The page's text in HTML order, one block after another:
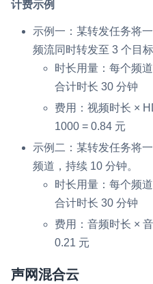
计费示例
示例一：某转发任务将
频流同时转发至 3 个目
时长用量：每个频
合计时长 30 分钟
费用：视频时长 ×
1000 = 0.84 元
示例二：某转发任务将
频道，持续 10 分钟。
时长用量：每个频
合计时长 30 分钟
费用：音频时长 ×
0.21 元
声网混合云